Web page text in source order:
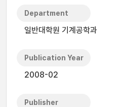
Department
일반대학원 기계공학과
Publication Year
2008-02
Publisher